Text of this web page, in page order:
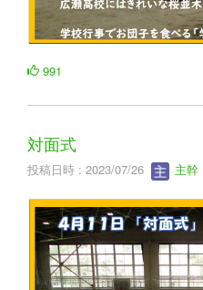
991
対面式
投稿日時 : 2023/07/26 主幹